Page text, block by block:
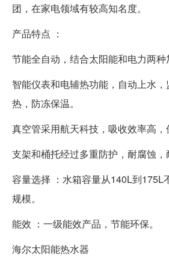
团，在家电领域有较高知名度。
产品特点 ：
节能全自动，结合太阳能和电力两种
智能仪表和电辅热功能，自动上水
热，防冻保温。
真空管采用航天科技，吸收效率高，
支架和桶托经过多重防护，耐腐蚀，
容量选择 ：水箱容量从140L到175L
规模。
能效 ：一级能效产品，节能环保。
海尔太阳能热水器